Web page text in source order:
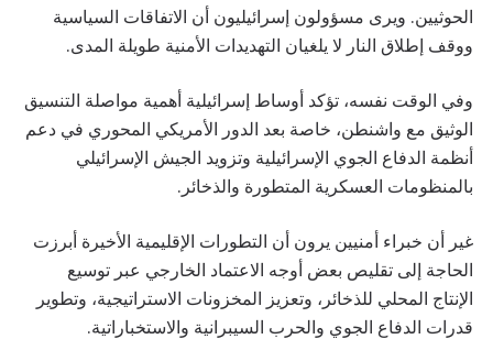
الحوثيين. ويرى مسؤولون إسرائيليون أن الاتفاقات السياسية
ووقف إطلاق النار لا يلغيان التهديدات الأمنية طويلة المدى.
وفي الوقت نفسه، تؤكد أوساط إسرائيلية أهمية مواصلة التنسيق
الوثيق مع واشنطن، خاصة بعد الدور الأمريكي المحوري في دعم
أنظمة الدفاع الجوي الإسرائيلية وتزويد الجيش الإسرائيلي
بالمنظومات العسكرية المتطورة والذخائر.
غير أن خبراء أمنيين يرون أن التطورات الإقليمية الأخيرة أبرزت
الحاجة إلى تقليص بعض أوجه الاعتماد الخارجي عبر توسيع
الإنتاج المحلي للذخائر، وتعزيز المخزونات الاستراتيجية، وتطوير
قدرات الدفاع الجوي والحرب السيبرانية والاستخباراتية.